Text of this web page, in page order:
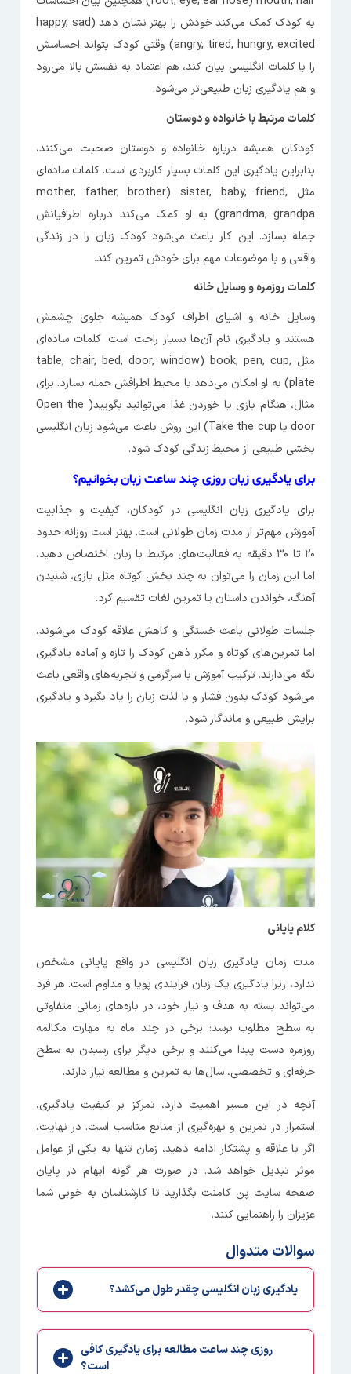
به کودک کمک می‌کند خودش را بهتر نشان دهد happy, sad)
angry, tired, hungry, excited) وقتی کودک بتواند احساسش
را با کلمات انگلیسی بیان کند، هم اعتماد به نفسش بالا می‌رود
و هم یادگیری زبان طبیعی‌تر می‌شود.
کلمات مرتبط با خانواده و دوستان
کودکان همیشه درباره خانواده و دوستان صحبت می‌کنند،
بنابراین یادگیری این کلمات بسیار کاربردی است. کلمات ساده‌ای
مثل mother, father, brother) sister, baby, friend,
grandma, grandpa) به او کمک می‌کند درباره اطرافیانش
جمله بسازد. این کار باعث می‌شود کودک زبان را در زندگی
واقعی و با موضوعات مهم برای خودش تمرین کند.
کلمات روزمره و وسایل خانه
وسایل خانه و اشیای اطراف کودک همیشه جلوی چشمش
هستند و یادگیری نام آن‌ها بسیار راحت است. کلمات ساده‌ای
مثل table, chair, bed, door, window) book, pen, cup,
plate) به او امکان می‌دهد با محیط اطرافش جمله بسازد. برای
مثال، هنگام بازی یا خوردن غذا می‌توانید بگویید( Open the
door یا Take the cup) این روش باعث می‌شود زبان انگلیسی
بخشی طبیعی از محیط زندگی کودک شود.
برای یادگیری زبان روزی چند ساعت زبان بخوانیم؟
برای یادگیری زبان انگلیسی در کودکان، کیفیت و جذابیت
آموزش مهم‌تر از مدت زمان طولانی است. بهتر است روزانه حدود
۲۰ تا ۳۰ دقیقه به فعالیت‌های مرتبط با زبان اختصاص دهید،
اما این زمان را می‌توان به چند بخش کوتاه مثل بازی، شنیدن
آهنگ، خواندن داستان یا تمرین لغات تقسیم کرد.
جلسات طولانی باعث خستگی و کاهش علاقه کودک می‌شوند،
اما تمرین‌های کوتاه و مکرر ذهن کودک را تازه و آماده یادگیری
نگه می‌دارند. ترکیب آموزش با سرگرمی و تجربه‌های واقعی باعث
می‌شود کودک بدون فشار و با لذت زبان را یاد بگیرد و یادگیری
برایش طبیعی و ماندگار شود.
کلام پایانی
مدت زمان یادگیری زبان انگلیسی در واقع پایانی مشخص
ندارد، زیرا یادگیری یک زبان فرایندی پویا و مداوم است. هر فرد
می‌تواند بسته به هدف و نیاز خود، در بازه‌های زمانی متفاوتی
به سطح مطلوب برسد؛ برخی در چند ماه به مهارت مکالمه
روزمره دست پیدا می‌کنند و برخی دیگر برای رسیدن به سطح
حرفه‌ای و تخصصی، سال‌ها به تمرین و مطالعه نیاز دارند.
آنچه در این مسیر اهمیت دارد، تمرکز بر کیفیت یادگیری،
استمرار در تمرین و بهره‌گیری از منابع مناسب است. در نهایت،
اگر با علاقه و پشتکار ادامه دهید، زمان تنها به یکی از عوامل
موثر تبدیل خواهد شد. در صورت هر گونه ابهام در پایان
صفحه سایت پن کامنت بگذارید تا کارشناسان به خوبی شما
عزیزان را راهنمایی کنند.
سوالات متدوال
یادگیری زبان انگلیسی چقدر طول می‌کشد؟
روزی چند ساعت مطالعه برای یادگیری کافی
است؟